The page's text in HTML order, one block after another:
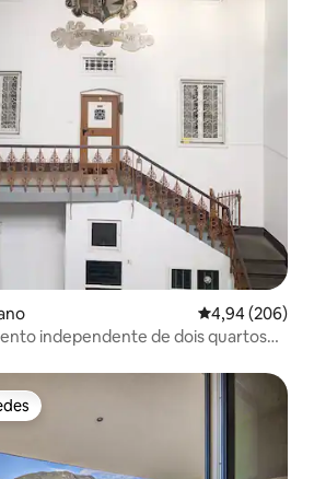
4,94 de uma
4,94 (206)
independente de dois quartos